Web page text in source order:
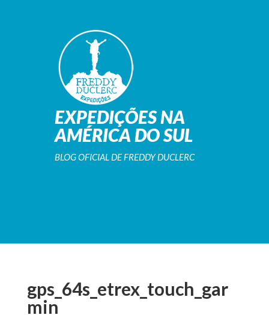
EXPEDIÇÕES NA
AMÉRICA DO SUL
BLOG OFICIAL DE FREDDY DUCLERC
gps_64s_etrex_touch_gar
min